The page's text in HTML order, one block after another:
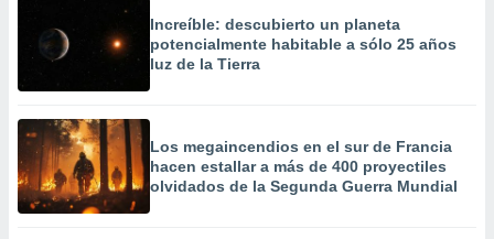
Increíble: descubierto un planeta
potencialmente habitable a sólo 25 años
luz de la Tierra
Los megaincendios en el sur de Francia
hacen estallar a más de 400 proyectiles
olvidados de la Segunda Guerra Mundial